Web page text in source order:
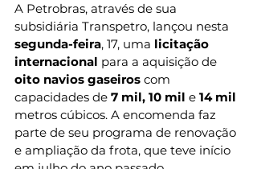
A Petrobras, através de sua
subsidiária Transpetro, lançou nesta
segunda-feira, 17, uma licitação
internacional para a aquisição de
oito navios gaseiros com
capacidades de 7 mil, 10 mil e 14 mil
metros cúbicos. A encomenda faz
parte de seu programa de renovação
e ampliação da frota, que teve início